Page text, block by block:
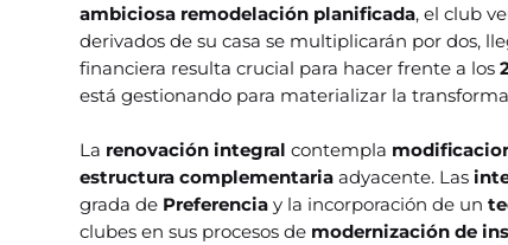
ambiciosa remodelación planificada, el club
derivados de su casa se multiplicarán por dos,
financiera resulta crucial para hacer frente a los
está gestionando para materializar la
La renovación integral contempla
estructura complementaria adyacente. Las
grada de Preferencia y la incorporación de un
clubes en sus procesos de modernización de